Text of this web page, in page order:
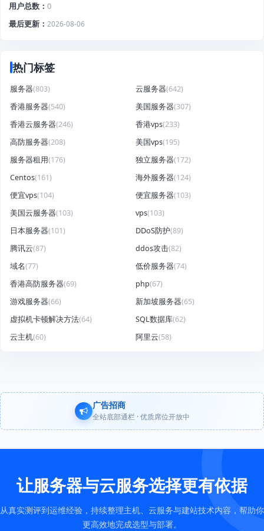
用户总数
0
最后更新
2026-08-06
热门标签
服务器(803) 云服务器(642)
香港服务器(540) 美国服务器(307)
香港云服务器(246) 香港vps(233)
高防服务器(208) 美国vps(195)
服务器租用(176) 独立服务器(172)
Centos(161) 海外服务器(124)
便宜vps(104) 便宜服务器(103)
美国云服务器(103) vps(103)
日本服务器(101) DDoS防护(89)
腾讯云(87) ddos攻击(82)
域名(77) 低价服务器(74)
香港高防服务器(69) php(67)
游戏服务器(66) 新加坡服务器(65)
虚拟机卡顿解决方法(64) SQL数据库(62)
云主机(60) 阿里云(58)
广告招商
全站底部通栏 · 优质席位开放中
让服务器与云服务选择更有依据
从真实测评到运维经验，持续整理主机、云服务与建站技术内容，帮助你
更高效地完成选型与部署。